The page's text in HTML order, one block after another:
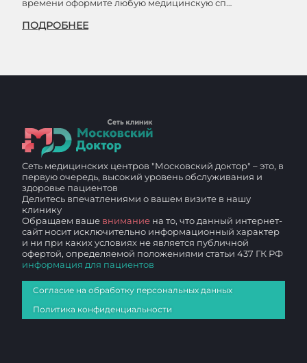
времени оформите любую медицинскую сп…
ПОДРОБНЕЕ
Сеть медицинских центров "Московский доктор" – это, в
первую очередь, высокий уровень обслуживания и
здоровье пациентов
Делитесь впечатлениями о вашем визите в нашу
клинику
Обращаем ваше внимание на то, что данный интернет-
сайт носит исключительно информационный характер
и ни при каких условиях не является публичной
офертой, определяемой положениями статьи 437 ГК РФ
информация для пациентов
Согласие на обработку персональных данных
Политика конфиденциальности